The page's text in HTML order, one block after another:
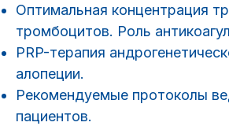
Оптимальная концентрация
тромбоцитов. Роль
PRP-терапия
алопеции.
Рекомендуемые протоколы
пациентов.